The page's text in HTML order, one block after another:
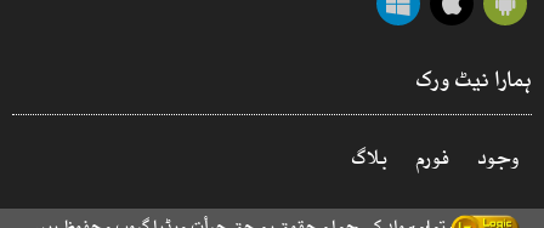
ہمارا نیٹ ورک
وجود فورم بلاگ